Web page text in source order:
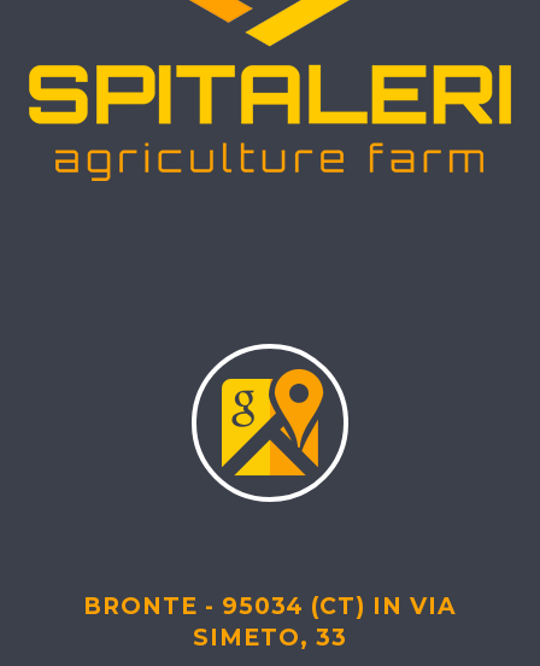
BRONTE - 95034 (CT) IN VIA
SIMETO, 33